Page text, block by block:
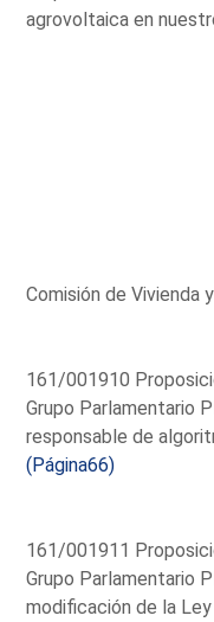
agrovoltaica en
Comisión de Vivienda
161/001910
Grupo Parlamentario
responsable de
(Página66)
161/001911
Grupo Parlamentario
modificación de la